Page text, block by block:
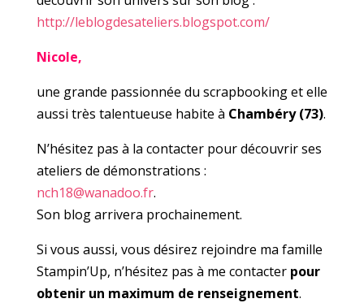
http://leblogdesateliers.blogspot.com/
Nicole,
une grande passionnée du scrapbooking et elle
aussi très talentueuse habite à Chambéry (73).
N’hésitez pas à la contacter pour découvrir ses
ateliers de démonstrations :
nch18@wanadoo.fr.
Son blog arrivera prochainement.
Si vous aussi, vous désirez rejoindre ma famille
Stampin’Up, n’hésitez pas à me contacter pour
obtenir un maximum de renseignement.